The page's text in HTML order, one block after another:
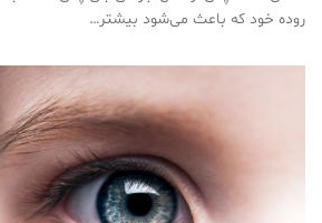
روده خود که باعث می‌شود بیشتر…